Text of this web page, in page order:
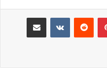
بينتيريست